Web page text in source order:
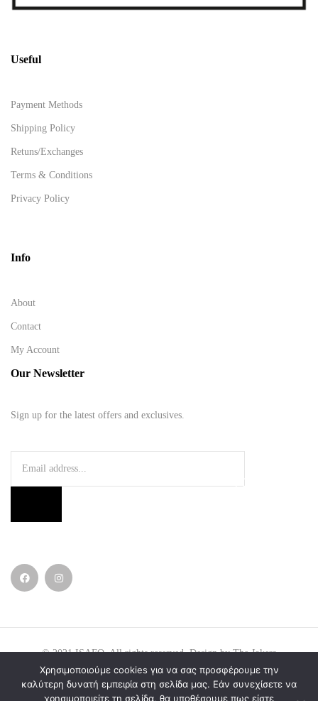
Useful
Payment Methods
Shipping Policy
Retuns/Exchanges
Terms & Conditions
Privacy Policy
Info
About
Contact
My Account
Our Newsletter
Sign up for the latest offers and exclusives.
© 2021ISAFO. All rights reserved. Design byThe Jokers.
Χρησιμοποιούμε cookies για να σας προσφέρουμε την
καλύτερη δυνατή εμπειρία στη σελίδα μας. Εάν συνεχίσετε να
χρησιμοποιείτε τη σελίδα, θα υποθέσουμε πως είστε